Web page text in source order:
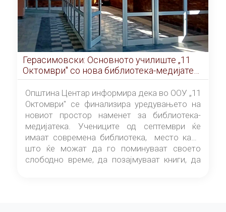
Герасимовски: Основното училиште „11
Октомври" со нова библиотека-медијатека
од септември
Општина Центар информира дека во ООУ „11
Октомври" се финализира уредувањето на
новиот простор наменет за библиотека-
медијатека. Учениците од септември ќе
имаат современа библиотека, место каде
што ќе можат да го поминуваат своето
слободно време, да позајмуваат книги, да